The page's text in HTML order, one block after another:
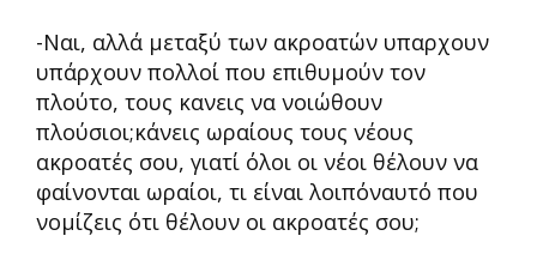
-Ναι, αλλά μεταξύ των ακροατών υπαρχουν
υπάρχουν πολλοί που επιθυμούν τον
πλούτο, τους κανεις να νοιώθουν
πλούσιοι;κάνεις ωραίους τους νέους
ακροατές σου, γιατί όλοι οι νέοι θέλουν να
φαίνονται ωραίοι, τι είναι λοιπόναυτό που
νομίζεις ότι θέλουν οι ακροατές σου;